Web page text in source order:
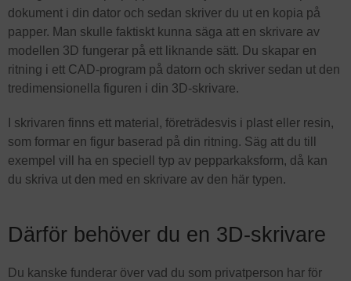
dokument i din dator och sedan skriver du ut en kopia på
papper. Man skulle faktiskt kunna säga att en skrivare av
modellen 3D fungerar på ett liknande sätt. Du skapar en
ritning i ett CAD-program på datorn och skriver sedan ut den
tredimensionella figuren i din 3D-skrivare.
I skrivaren finns ett material, företrädesvis i plast eller resin,
som formar en figur baserad på din ritning. Säg att du till
exempel vill ha en speciell typ av pepparkaksform, då kan
du skriva ut den med en skrivare av den här typen.
Därför behöver du en 3D-skrivare
Du kanske funderar över vad du som privatperson har för